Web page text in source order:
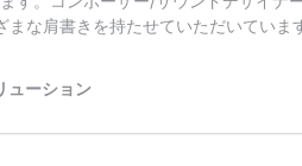
まな肩書きを持たせていただいてい
ューション